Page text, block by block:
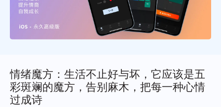
情绪魔方：生活不止好与坏，它应该是五
彩斑斓的魔方，告别麻木，把每一种心情
过成诗